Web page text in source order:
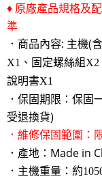
♦ 原廠產品規格及
準
．商品內容: 主機(
X1、固定螺絲組X2
說明書X1
．保固期限：保固
受退換貨)
．維修保固範圍：
．產地：Made in
．主機重量：約